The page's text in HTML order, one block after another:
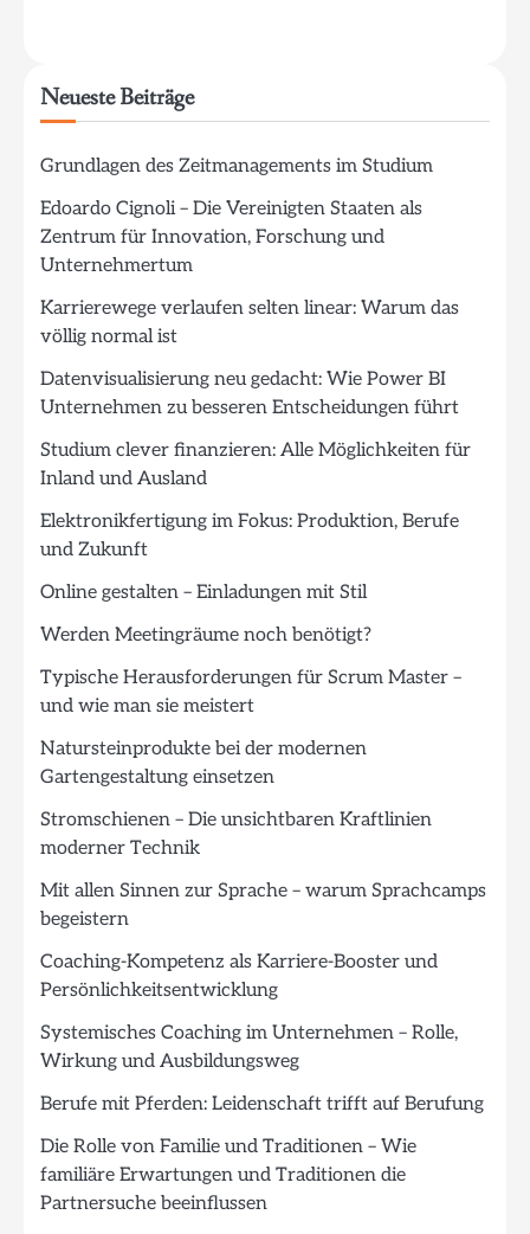
Neueste Beiträge
Grundlagen des Zeitmanagements im Studium
Edoardo Cignoli – Die Vereinigten Staaten als
Zentrum für Innovation, Forschung und
Unternehmertum
Karrierewege verlaufen selten linear: Warum das
völlig normal ist
Datenvisualisierung neu gedacht: Wie Power BI
Unternehmen zu besseren Entscheidungen führt
Studium clever finanzieren: Alle Möglichkeiten für
Inland und Ausland
Elektronikfertigung im Fokus: Produktion, Berufe
und Zukunft
Online gestalten – Einladungen mit Stil
Werden Meetingräume noch benötigt?
Typische Herausforderungen für Scrum Master –
und wie man sie meistert
Natursteinprodukte bei der modernen
Gartengestaltung einsetzen
Stromschienen – Die unsichtbaren Kraftlinien
moderner Technik
Mit allen Sinnen zur Sprache – warum Sprachcamps
begeistern
Coaching-Kompetenz als Karriere-Booster und
Persönlichkeitsentwicklung
Systemisches Coaching im Unternehmen – Rolle,
Wirkung und Ausbildungsweg
Berufe mit Pferden: Leidenschaft trifft auf Berufung
Die Rolle von Familie und Traditionen – Wie
familiäre Erwartungen und Traditionen die
Partnersuche beeinflussen